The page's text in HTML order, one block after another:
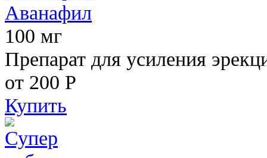
Аванафил
100 мг
Препарат для усиления
от 200 Р
Купить